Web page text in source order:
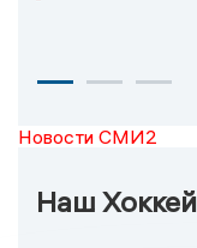
Новости СМИ2
Наш Хоккей